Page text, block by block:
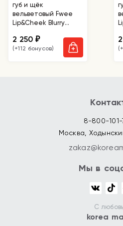
губ и щёк
вельветовый Fwee
Lip&Cheek Blurry
2 250₽
(+112 бонусов)
8-800-101-
Москва,
Мы в
С
korea